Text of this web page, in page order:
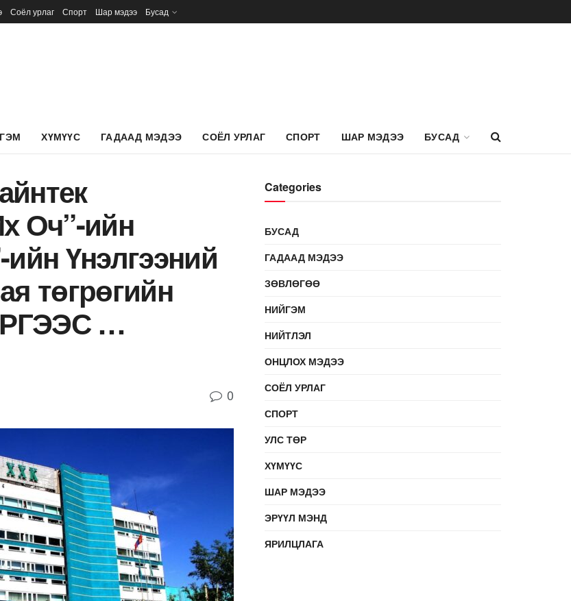
Соёл урлаг Спорт Шар мэдээ Бусад
ХҮМҮҮС ГАДААД МЭДЭЭ СОЁЛ УРЛАГ СПОРТ ШАР МЭДЭЭ БУСАД
Оч”-ийн
Үнэлгээний
төгрөгийн
…
0
Categories
БУСАД
ГАДААД МЭДЭЭ
ЗӨВЛӨГӨӨ
НИЙГЭМ
НИЙТЛЭЛ
ОНЦЛОХ МЭДЭЭ
СОЁЛ УРЛАГ
СПОРТ
УЛС ТӨР
ХҮМҮҮС
ШАР МЭДЭЭ
ЭРҮҮЛ МЭНД
ЯРИЛЦЛАГА